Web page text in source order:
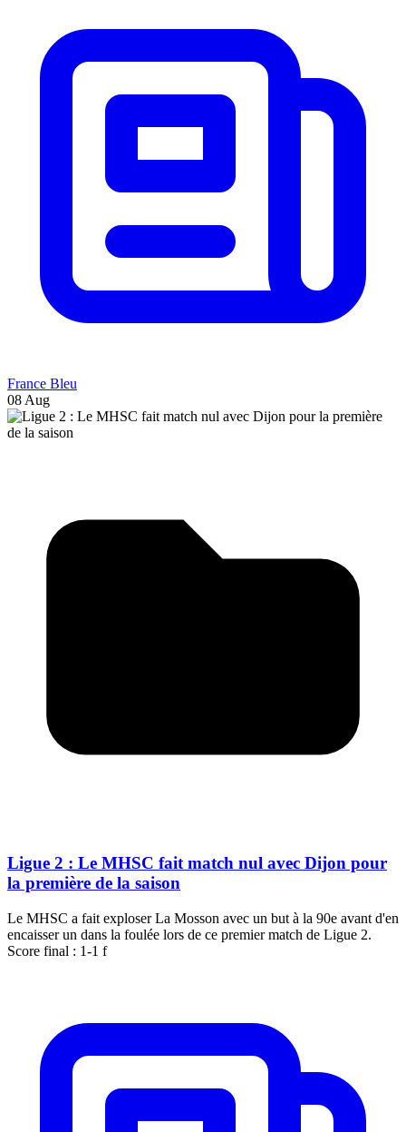
France Bleu
08 Aug
Ligue 2 : Le MHSC fait match nul avec Dijon pour
la première de la saison
Le MHSC a fait exploser La Mosson avec un but à la 90e avant d'en
encaisser un dans la foulée lors de ce premier match de Ligue 2.
Score final : 1-1 f